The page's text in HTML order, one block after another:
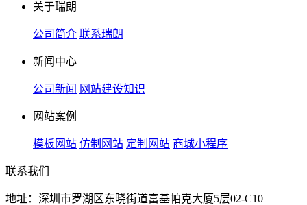
关于瑞朗
公司简介 联系瑞朗
新闻中心
公司新闻 网站建设知识
网站案例
模板网站 仿制网站 定制网站 商城小程序
联系我们
地址：深圳市罗湖区东晓街道富基帕克大厦5层02-C10